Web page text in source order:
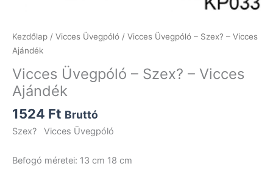
Kezdőlap / Vicces Üvegpóló / Vicces Üvegpóló – Szex? – Vicces
Ajándék
Vicces Üvegpóló – Szex? – Vicces
Ajándék
1524 Ft Bruttó
Szex? Vicces Üvegpóló
Befogó méretei: 13 cm 18 cm